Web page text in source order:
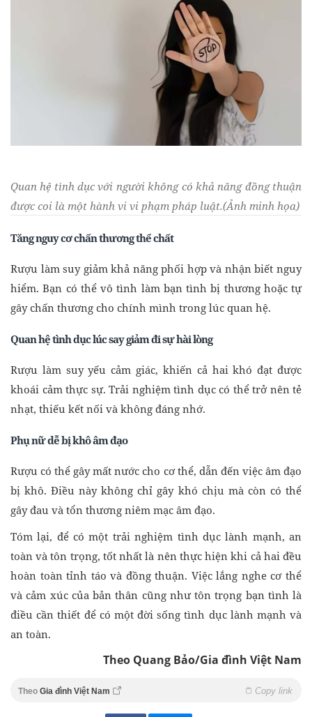
Quan hệ tình dục với người không có khả năng đồng thuận
được coi là một hành vi vi phạm pháp luật.(Ảnh minh họa)
Tăng nguy cơ chấn thương thể chất
Rượu làm suy giảm khả năng phối hợp và nhận biết nguy
hiểm. Bạn có thể vô tình làm bạn tình bị thương hoặc tự
gây chấn thương cho chính mình trong lúc quan hệ.
Quan hệ tình dục lúc say giảm đi sự hài lòng
Rượu làm suy yếu cảm giác, khiến cả hai khó đạt được
khoái cảm thực sự. Trải nghiệm tình dục có thể trở nên tẻ
nhạt, thiếu kết nối và không đáng nhớ.
Phụ nữ dễ bị khô âm đạo
Rượu có thể gây mất nước cho cơ thể, dẫn đến việc âm đạo
bị khô. Điều này không chỉ gây khó chịu mà còn có thể
gây đau và tổn thương niêm mạc âm đạo.
Tóm lại, để có một trải nghiệm tình dục lành mạnh, an
toàn và tôn trọng, tốt nhất là nên thực hiện khi cả hai đều
hoàn toàn tỉnh táo và đồng thuận. Việc lắng nghe cơ thể
và cảm xúc của bản thân cũng như tôn trọng bạn tình là
điều cần thiết để có một đời sống tình dục lành mạnh và
an toàn.
Theo Quang Bảo/Gia đình Việt Nam
Theo Gia đình Việt Nam Copy link